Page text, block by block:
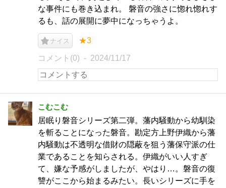
な事件にも巻き込まれ。 磐音の強さに惚れ惚れす
るも、話の展開に夢中になっちゃうよ。
ナイス ★3
コメント(0) 2024/11/17
こむこむ
居眠り磐音シリーズ第二弾。藩内騒動から幼馴染
を斬ることになった磐音。勘定方上野伊織から藩
内騒動は不透明な借財の隠蔽を狙う藩保守派の仕
業であることを知らされる。伊織がいい人すぎ
て、嫌な予感がしましたが、やはり…。磐音の復
讐がここから始まるみたい。長いシリーズに手を